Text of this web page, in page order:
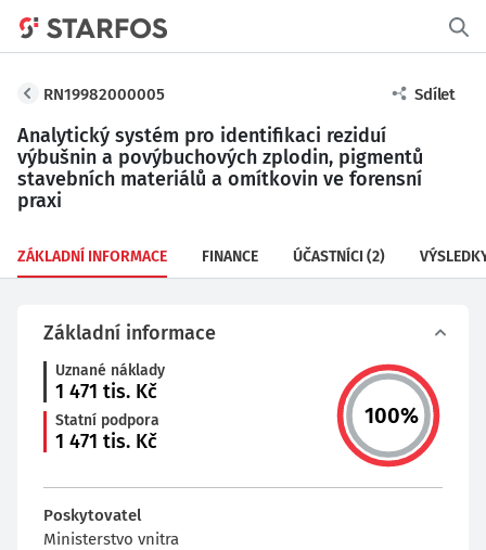
RN19982000005 Sdílet
Analytický systém pro identifikaci reziduí
výbušnin a povýbuchových zplodin, pigmentů
stavebních materiálů a omítkovin ve forensní
praxi
ZÁKLADNÍ INFORMACE FINANCE ÚČASTNÍCI (2)
Základní informace
Uznané náklady
1 471 tis. Kč
Statní podpora
1 471 tis. Kč
100%
Poskytovatel
Ministerstvo vnitra